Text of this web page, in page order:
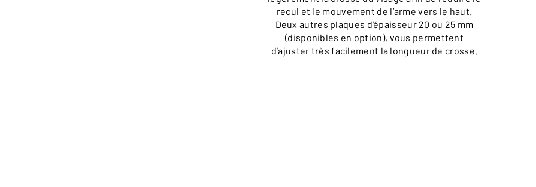
recul et le mouvement de l’arme vers le haut.
Deux autres plaques d’épaisseur 20 ou 25 mm
(disponibles en option), vous permettent
d’ajuster très facilement la longueur de crosse.